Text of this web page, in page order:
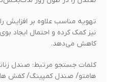
تهویه مناسب علاوه بر افزایش
نیز کمک کرده و احتمال ایجاد بوی
کاهش می‌دهد.
کلمات جستجو مرتبط: صندل
هامتو/ صندل کمپینگ/ کفش